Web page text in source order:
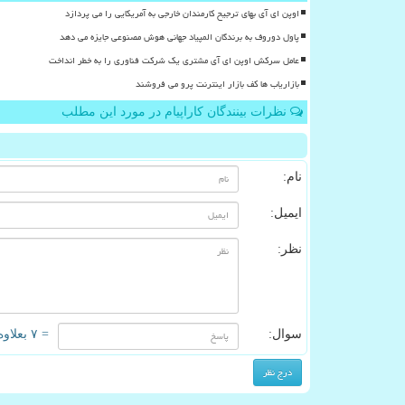
اوپن ای آی بهای ترجیح کارمندان خارجی به آمریکایی را می پردازد
پاول دوروف به برندگان المپیاد جهانی هوش مصنوعی جایزه می دهد
عامل سرکش اوپن ای آی مشتری یک شرکت فناوری را به خطر انداخت
بازاریاب ها کف بازار اینترنت پرو می فروشند
نظرات بینندگان کاراپیام در مورد این مطلب
نام:
ایمیل:
نظر:
سوال: = ۷ بعلاوه ۳